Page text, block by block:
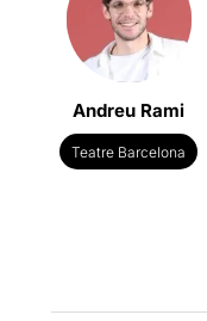
Andreu Rami
Teatre Barcelona